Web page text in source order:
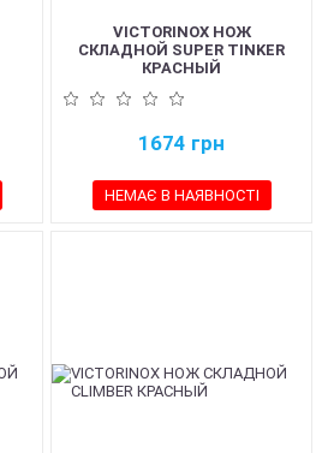
VICTORINOX НОЖ
СКЛАДНОЙ SUPER TINKER
КРАСНЫЙ
1674 грн
НЕМАЄ В НАЯВНОСТІ